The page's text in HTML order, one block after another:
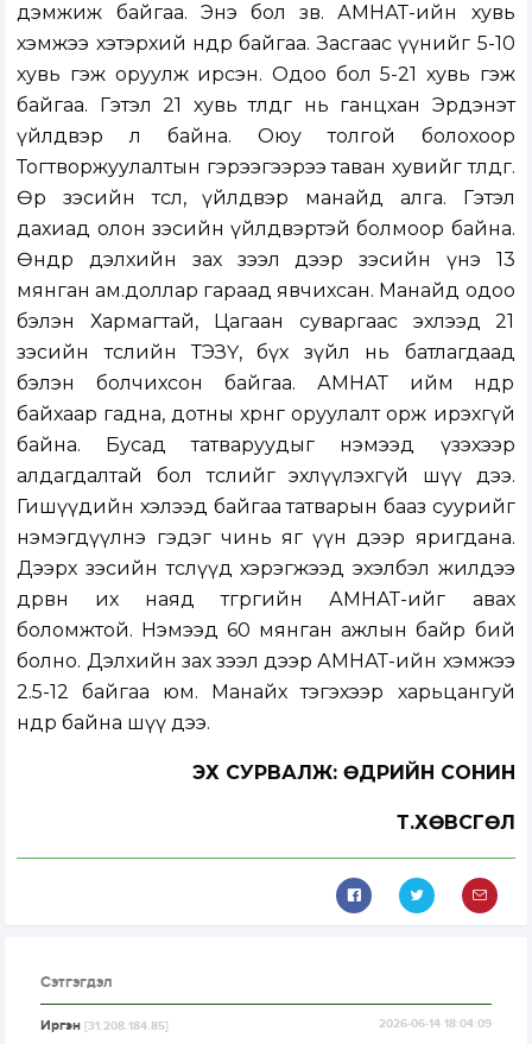
дэмжиж байгаа. Энэ бол зөв. АМНАТ-ийн хувь
хэмжээ хэтэрхий өндөр байгаа. Засгаас үүнийг 5-10
хувь гэж оруулж ирсэн. Одоо бол 5-21 хувь гэж
байгаа. Гэтэл 21 хувь төлдөг нь ганцхан Эрдэнэт
үйлдвэр л байна. Оюу толгой болохоор
Тогтворжуулалтын гэрээгээрээ таван хувийг төлдөг.
Өөр зэсийн төсөл, үйлдвэр манайд алга. Гэтэл
дахиад олон зэсийн үйлдвэртэй болмоор байна.
Өнөөдөр дэлхийн зах зээл дээр зэсийн үнэ 13
мянган ам.доллар гараад явчихсан. Манайд одоо
бэлэн Хармагтай, Цагаан суваргаас эхлээд 21
зэсийн төслийн ТЭЗҮ, бүх зүйл нь батлагдаад
бэлэн болчихсон байгаа. АМНАТ ийм өндөр
байхаар гадна, дотны хөрөнгө оруулалт орж ирэхгүй
байна. Бусад татваруудыг нэмээд үзэхээр
алдагдалтай бол төслийг эхлүүлэхгүй шүү дээ.
Гишүүдийн хэлээд байгаа татварын бааз суурийг
нэмэгдүүлнэ гэдэг чинь яг үүн дээр яригдана.
Дээрх зэсийн төслүүд хэрэгжээд эхэлбэл жилдээ
дөрвөн их наяд төгрөгийн АМНАТ-ийг авах
боломжтой. Нэмээд 60 мянган ажлын байр бий
болно. Дэлхийн зах зээл дээр АМНАТ-ийн хэмжээ
2.5-12 байгаа юм. Манайх тэгэхээр харьцангуй
өндөр байна шүү дээ.
ЭХ СУРВАЛЖ: ӨДРИЙН СОНИН
Т.ХӨВСГӨЛ
Сэтгэгдэл
Иргэн[31.208.184.85] 2026-06-14 18:04:09